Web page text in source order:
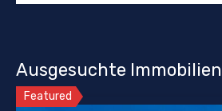
Ausgesuchte Immobilien
Featured